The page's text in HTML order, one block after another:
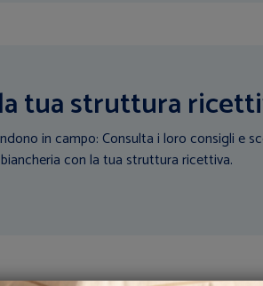
tua struttura
in campo: Consulta i loro consigli e
con la tua struttura ricettiva.